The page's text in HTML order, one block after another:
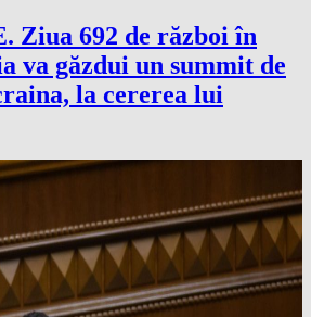
Ziua 692 de război în
va găzdui un summit de
la cererea lui